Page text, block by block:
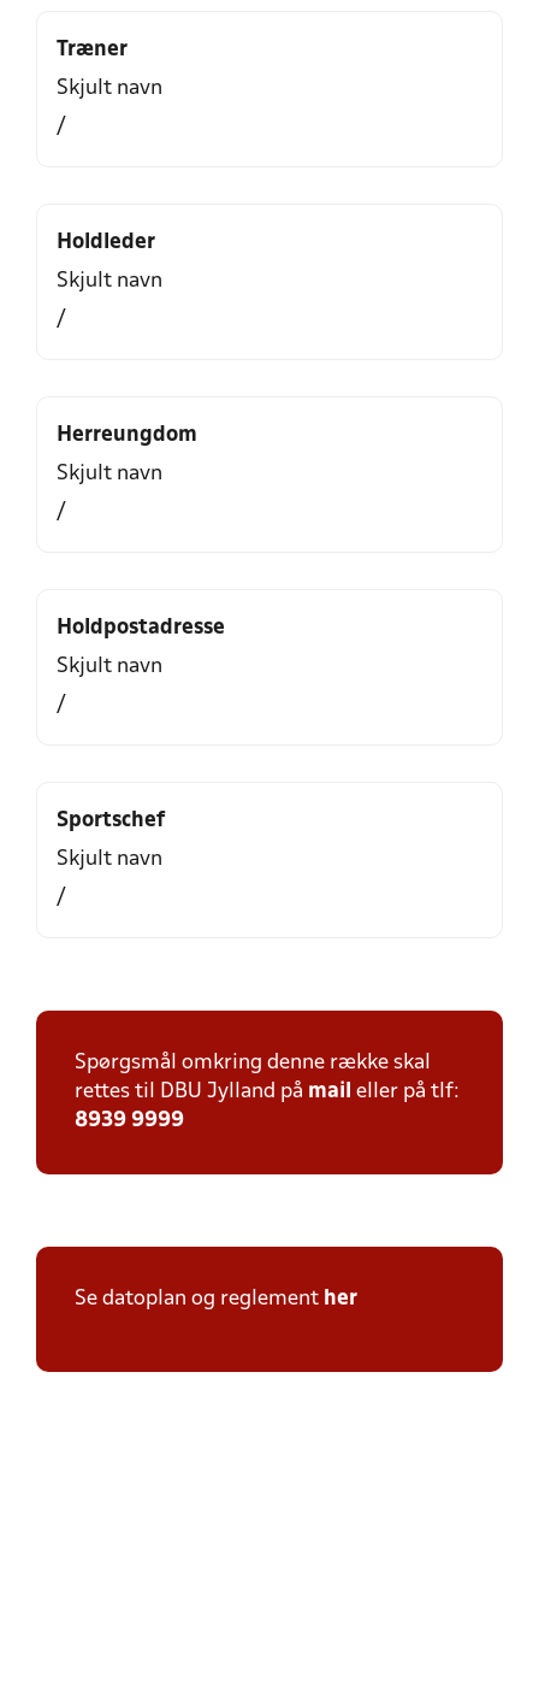
Træner
Skjult navn
/
Holdleder
Skjult navn
/
Herreungdom
Skjult navn
/
Holdpostadresse
Skjult navn
/
Sportschef
Skjult navn
/
Spørgsmål omkring denne række skal
rettes til DBU Jylland på mail eller på tlf:
8939 9999
Se datoplan og reglement her